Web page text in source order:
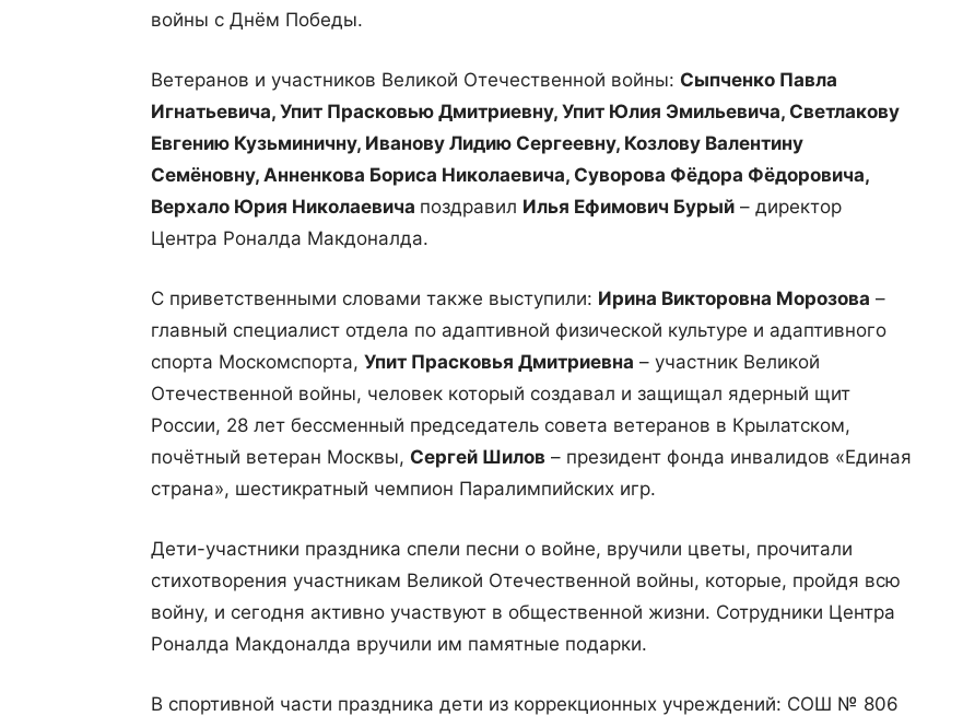
войны с Днём Победы.
Ветеранов и участников Великой Отечественной войны: Сыпченко Павла
Игнатьевича, Упит Прасковью Дмитриевну, Упит Юлия Эмильевича, Светлакову
Евгению Кузьминичну, Иванову Лидию Сергеевну, Козлову Валентину
Семёновну, Анненкова Бориса Николаевича, Суворова Фёдора Фёдоровича,
Верхало Юрия Николаевича поздравил Илья Ефимович Бурый – директор
Центра Роналда Макдоналда.
С приветственными словами также выступили: Ирина Викторовна Морозова –
главный специалист отдела по адаптивной физической культуре и адаптивного
спорта Москомспорта, Упит Прасковья Дмитриевна – участник Великой
Отечественной войны, человек который создавал и защищал ядерный щит
России, 28 лет бессменный председатель совета ветеранов в Крылатском,
почётный ветеран Москвы, Сергей Шилов – президент фонда инвалидов «Единая
страна», шестикратный чемпион Паралимпийских игр.
Дети-участники праздника спели песни о войне, вручили цветы, прочитали
стихотворения участникам Великой Отечественной войны, которые, пройдя всю
войну, и сегодня активно участвуют в общественной жизни. Сотрудники Центра
Роналда Макдоналда вручили им памятные подарки.
В спортивной части праздника дети из коррекционных учреждений: СОШ № 806